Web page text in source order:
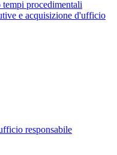
procedimentali
e acquisizione d'ufficio
responsabile